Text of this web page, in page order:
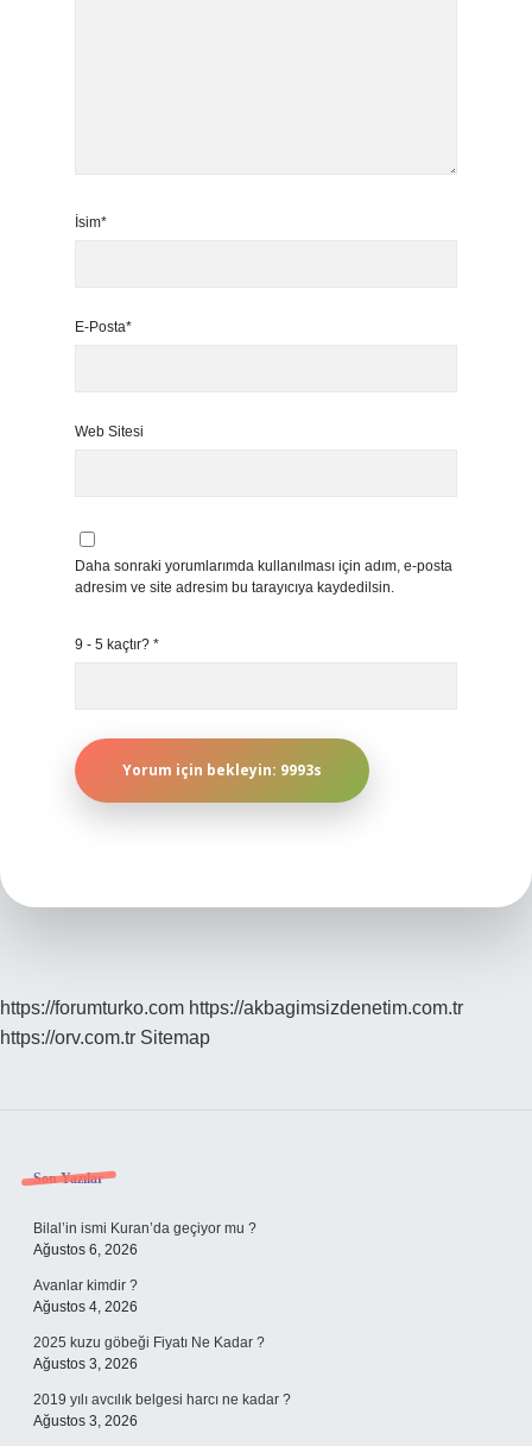
İsim*
E-Posta*
Web Sitesi
Daha sonraki yorumlarımda kullanılması için adım, e-posta
adresim ve site adresim bu tarayıcıya kaydedilsin.
9 - 5 kaçtır? *
https://forumturko.com https://akbagimsizdenetim.com.tr
https://orv.com.tr Sitemap
Sidebar
Son Yazılar
Bilal’in ismi Kuran’da geçiyor mu ?
Ağustos 6, 2026
Avanlar kimdir ?
Ağustos 4, 2026
2025 kuzu göbeği Fiyatı Ne Kadar ?
Ağustos 3, 2026
2019 yılı avcılık belgesi harcı ne kadar ?
Ağustos 3, 2026